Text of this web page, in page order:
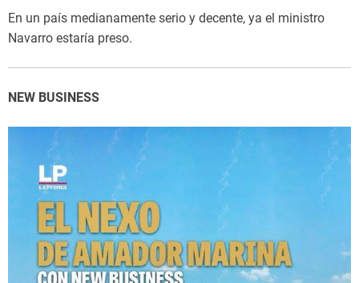
En un país medianamente serio y decente, ya el ministro
Navarro estaría preso.
NEW BUSINESS